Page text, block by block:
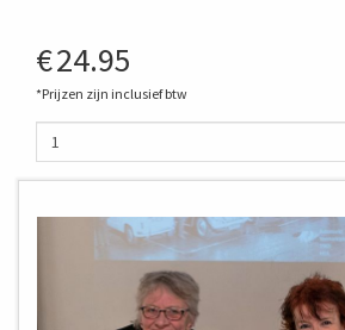
€24.95
*Prijzen zijn inclusief btw